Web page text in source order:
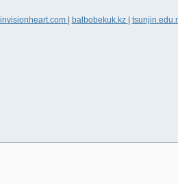
invisionheart.com balbobekuk.kz